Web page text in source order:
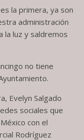
la primera, ya son
administración
la luz y saldremos
no tiene
Evelyn Salgado
sociales que
con el
Rodríguez